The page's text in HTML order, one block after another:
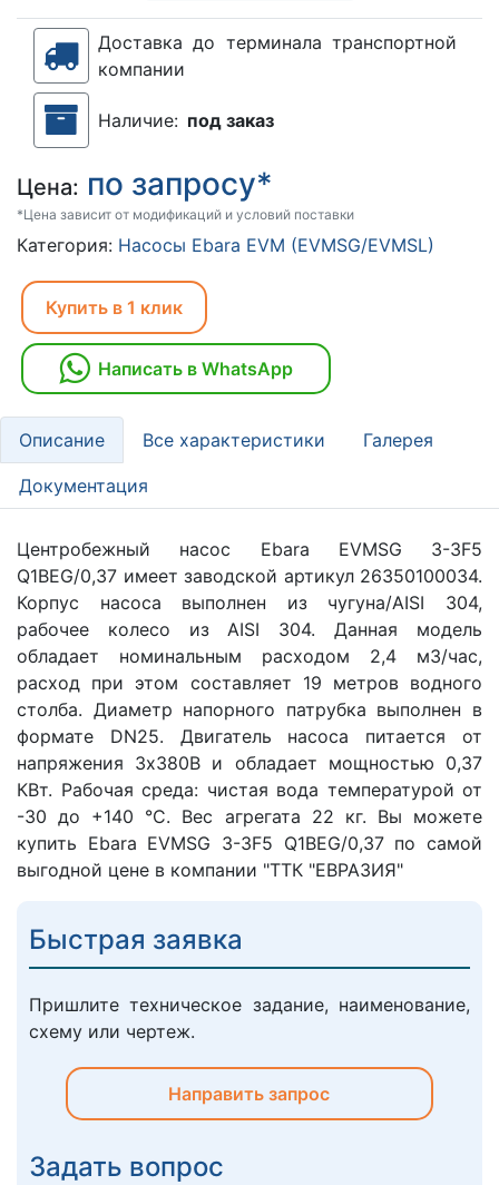
Доставка до терминала транспортной
компании
Наличие: под заказ
Цена: по запросу*
*Цена зависит от модификаций и условий поставки
Категория: Насосы Ebara EVM (EVMSG/EVMSL)
Купить в 1 клик
Написать в WhatsApp
Описание Все характеристики Галерея
Документация
Центробежный насос Ebara EVMSG 3-3F5
Q1BEG/0,37 имеет заводской артикул 26350100034.
Корпус насоса выполнен из чугуна/AISI 304,
рабочее колесо из AISI 304. Данная модель
обладает номинальным расходом 2,4 м3/час,
расход при этом составляет 19 метров водного
столба. Диаметр напорного патрубка выполнен в
формате DN25. Двигатель насоса питается от
напряжения 3х380В и обладает мощностью 0,37
КВт. Рабочая среда: чистая вода температурой от
-30 до +140 °C. Вес агрегата 22 кг. Вы можете
купить Ebara EVMSG 3-3F5 Q1BEG/0,37 по самой
выгодной цене в компании "ТТК "ЕВРАЗИЯ"
Быстрая заявка
Пришлите техническое задание, наименование,
схему или чертеж.
Направить запрос
Задать вопрос